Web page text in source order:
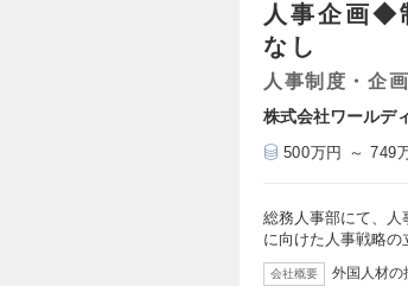
人事企画◆
なし
人事制度・企画
株式会社ワールデ
500万円 ～ 749
総務人事部にて、人
に向けた人事戦略の
会社概要
外国人材の